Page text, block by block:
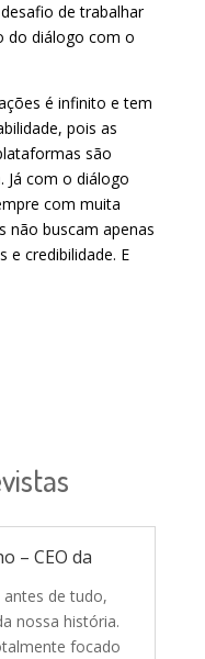
de trabalhar
do diálogo com o
é infinito e tem
pois as
são
Já com o diálogo
com muita
não buscam apenas
e credibilidade. E
– CEO da
antes de tudo,
nossa história.
focado